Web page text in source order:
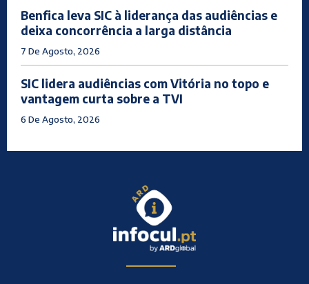
Benfica leva SIC à liderança das audiências e
deixa concorrência a larga distância
7 De Agosto, 2026
SIC lidera audiências com Vitória no topo e
vantagem curta sobre a TVI
6 De Agosto, 2026